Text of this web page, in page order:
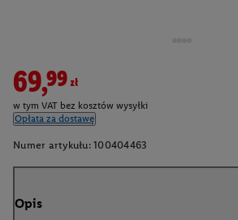
69,99zł
w tym VAT bez kosztów wysyłki
Opłata za dostawę
Numer artykułu: 100404463
Opis